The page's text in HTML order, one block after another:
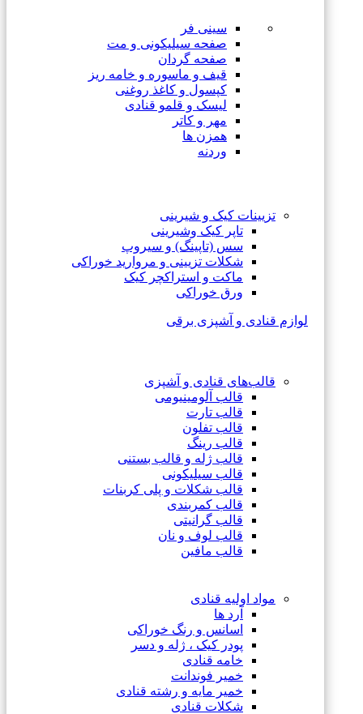
سینی فر
صفحه سیلیکونی و مت
صفحه گردان
قیف و ماسوره و خامه ریز
کپسول و کاغذ روغنی
لیسک و قلمو قنادی
مهر و کاتر
همزن ها
وردنه
تزیینات کیک و شیرینی
تاپر کیک وشیرینی
سس (تاپینگ) و سیروپ
شکلات تزیینی و مروارید خوراکی
ماکت و استراکچر کیک
ورق خوراکی
لوازم قنادی و آشپزی برقی
قالب‌های قنادی و آشپزی
قالب آلومینیومی
قالب تارت
قالب تفلون
قالب رینگ
قالب ژله و قالب بستنی
قالب سیلیکونی
قالب شکلات و پلی کربنات
قالب کمربندی
قالب گرانیتی
قالب لوف و نان
قالب مافین
مواد اولیه قنادی
آرد ها
اسانس و رنگ خوراکی
پودر کیک ، ژله و دسر
خامه قنادی
خمیر فوندانت
خمیر مایه و رشته قنادی
شکلات قنادی